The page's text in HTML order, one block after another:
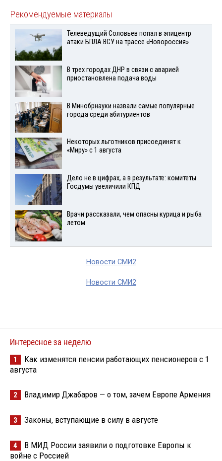
Рекомендуемые материалы
Телеведущий Соловьев попал в эпицентр
атаки БПЛА ВСУ на трассе «Новороссия»
В трех городах ДНР в связи с аварией
приостановлена подача воды
В Минобрнауки назвали самые популярные
города среди абитуриентов
Некоторых льготников присоединят к
«Миру» с 1 августа
Дело не в цифрах, а в результате: комитеты
Госдумы увеличили КПД
Врачи рассказали, чем опасны курица и рыба
летом
Новости СМИ2
Новости СМИ2
Интересное за неделю
1
Как изменятся пенсии работающих пенсионеров с 1
августа
2 Владимир Джабаров — о том, зачем Европе Армения
3 Законы, вступающие в силу в августе
4
В МИД России заявили о подготовке Европы к
войне с Россией